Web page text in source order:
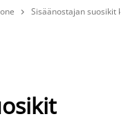
 Sisäänostajan suosikit